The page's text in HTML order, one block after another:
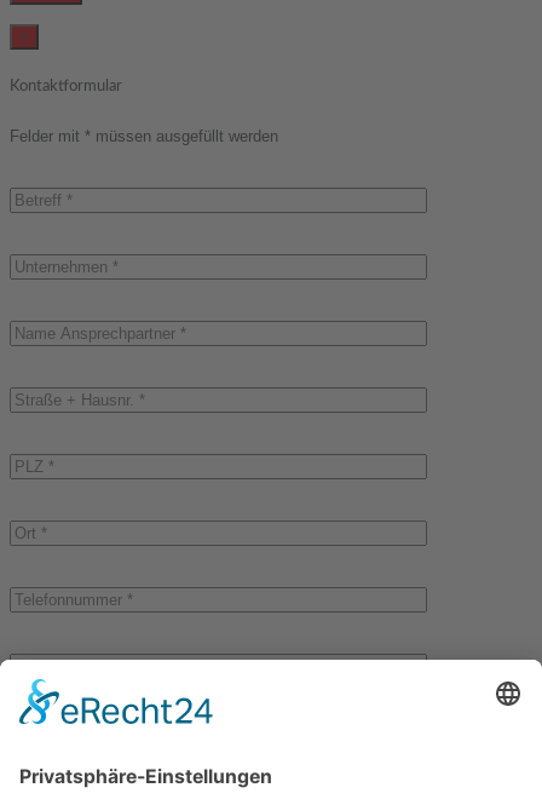
×
Kontaktformular
Felder mit * müssen ausgefüllt werden